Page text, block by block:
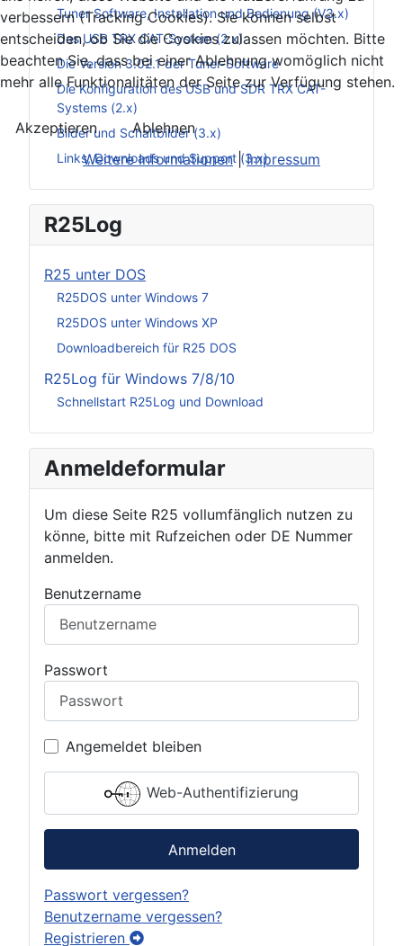
Tuner Software, Installation und Bedienung (V3.x)
Das USB TRX CAT-System (2.x)
Die Version 3.02.1 der Tuner-Software
Die Konfiguration des USB und SDR TRX CAT-
Systems (2.x)
Bilder und Schaltbilder (3.x)
Links, Downloads und Support (3.x)
R25Log
R25 unter DOS
R25DOS unter Windows 7
R25DOS unter Windows XP
Downloadbereich für R25 DOS
R25Log für Windows 7/8/10
Schnellstart R25Log und Download
Anmeldeformular
Um diese Seite R25 vollumfänglich nutzen zu
könne, bitte mit Rufzeichen oder DE Nummer
anmelden.
Benutzername
Passwort
Angemeldet bleiben
Web-Authentifizierung
Anmelden
Passwort vergessen?
Benutzername vergessen?
Registrieren
verbessern (Tracking Cookies). Sie können selbst
entscheiden, ob Sie die Cookies zulassen möchten. Bitte
beachten Sie, dass bei einer Ablehnung womöglich nicht
mehr alle Funktionalitäten der Seite zur Verfügung stehen.
Akzeptieren
Ablehnen
Weitere Informationen|Impressum